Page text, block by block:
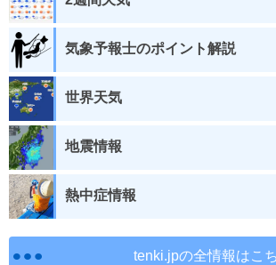
気象予報士のポイント解説
世界天気
地震情報
熱中症情報
tenki.jpの全情報はこ